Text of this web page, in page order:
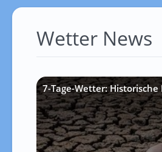
Wetter News
7-Tage-Wetter: